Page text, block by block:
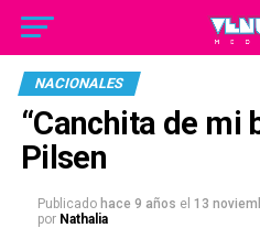
NACIONALES
“Canchita de mi
Pilsen
Publicado hace 9 años el 13
por Nathalia